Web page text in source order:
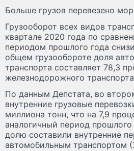
Больше грузов перевезено
Грузооборот всех видов
квартале 2020 года по
периодом прошлого года
общем грузообороте доля
транспорта составляет 78,3
железнодорожного
По данным Депстата, во
внутренние грузовые
миллиона тонн, что на 7,9
аналогичный период
долю составили внутренние
автомобильным транспортом